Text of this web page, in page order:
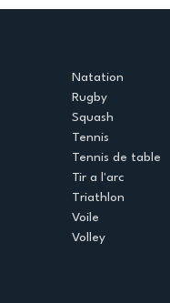
Natation
Rugby
Squash
Tennis
Tennis de table
Tir a l'arc
Triathlon
Voile
Volley